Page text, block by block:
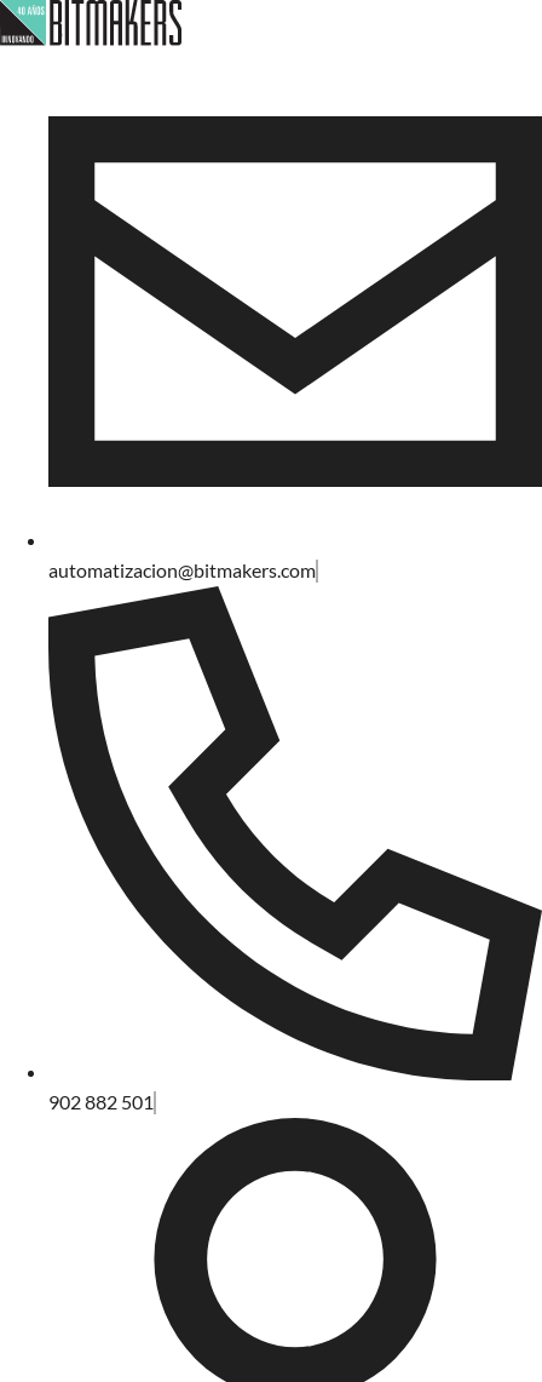
automatizacion@bitmakers.com
902 882 501